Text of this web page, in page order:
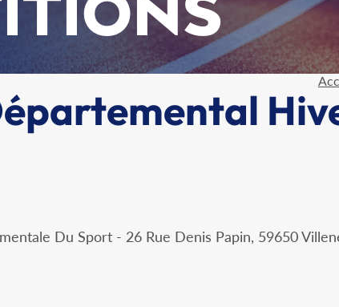
Du Sport - 26 Rue Denis Papin, 59650